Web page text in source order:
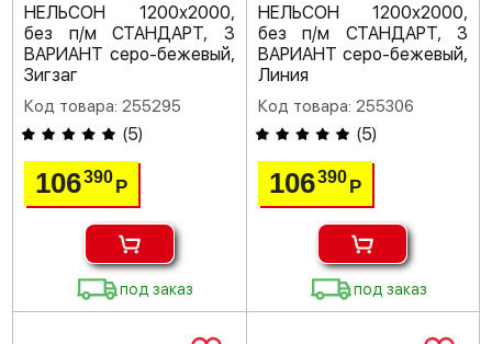
НЕЛЬСОН 1200х2000,
без п/м СТАНДАРТ, 3
ВАРИАНТ серо-бежевый,
Зигзаг
Код товара: 255295
(5)
106390Р
под заказ
НЕЛЬСОН 1200х2000,
без п/м СТАНДАРТ, 3
ВАРИАНТ серо-бежевый,
Линия
Код товара: 255306
(5)
106390 Р
под заказ